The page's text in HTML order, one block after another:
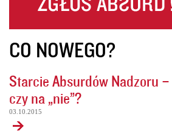
CO NOWEGO?
Starcie Absurdów Nadzoru
czy na „nie”?
03.10.2015